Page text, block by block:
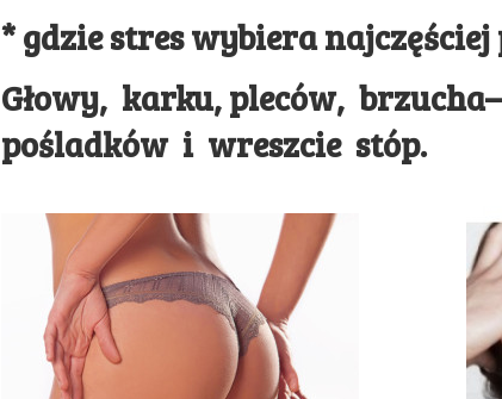
* gdzie stres wybiera
Głowy, karku, pleców,
pośladków i wreszcie stóp.